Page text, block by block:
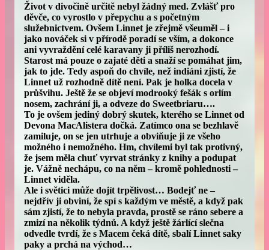
Život v divočině určitě nebyl žádný med. Zvlášť pro
děvče, co vyrostlo v přepychu a s početným
služebnictvem. Ovšem Linnet je zřejmě všeuměl – i
jako nováček si v přírodě poradí se vším, a dokonce
ani vyvraždění celé karavany ji příliš nerozhodí.
Starost má pouze o zajaté děti a snaží se pomáhat jim,
jak to jde. Tedy aspoň do chvíle, než indiáni zjistí, že
Linnet už rozhodně dítě není. Pak je holka docela v
průšvihu. Ještě že se objeví modrooký fešák s orlím
nosem, zachrání ji, a odveze do Sweetbriaru….
To je ovšem jediný dobrý skutek, kterého se Linnet od
Devona MacAlistera dočká. Zatímco ona se bezhlavě
zamiluje, on se jen utrhuje a obviňuje ji ze všeho
možného i nemožného. Hm, chvílemi byl tak protivný,
že jsem měla chuť vyrvat stránky z knihy a podupat
je. Vážně nechápu, co na něm – kromě pohlednosti –
Linnet viděla.
Ale i světici může dojít trpělivost… Bodejť ne –
nejdřív ji obviní, že spí s každým ve městě, a když pak
sám zjistí, že to nebyla pravda, prostě se ráno sebere a
zmizí na několik týdnů. A když ještě žárlící slečna
odvedle tvrdí, že s Macem čeká dítě, sbalí Linnet saky
paky a prchá na východ…